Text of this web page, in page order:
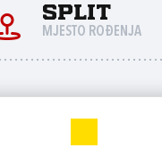
Split
MJESTO ROĐENJA